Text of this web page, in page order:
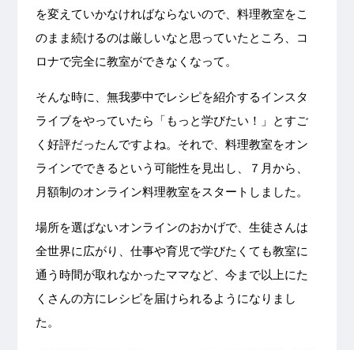
を変えていかなければならないので、料理教室をこ
のまま続けるのは厳しいなと思っていたところ、コ
ロナで完全に教室ができなくなって。
そんな時に、無我夢中でレシピを紹介するインスタ
ライブをやっていたら「もっと学びたい！」とすご
く好評だったんですよね。それで、料理教室をオン
ラインでできるという可能性を見出し、７月から、
月額制のオンライン料理教室をスタートしました。
場所を選ばないオンラインのおかげで、生徒さんは
全世界に広がり、仕事や育児で学びたくても教室に
通う時間が取れなかったママなど、今まで以上にた
くさんの方にレシピを届けられるようになりまし
た。